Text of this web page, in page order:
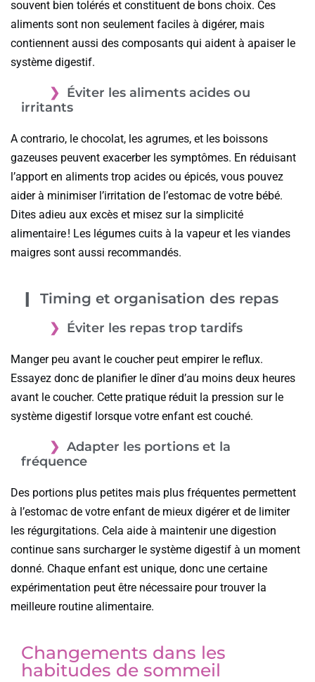
souvent bien tolérés et constituent de bons choix. Ces
aliments sont non seulement faciles à digérer, mais
contiennent aussi des composants qui aident à apaiser le
système digestif.
Éviter les aliments acides ou
irritants
A contrario, le chocolat, les agrumes, et les boissons
gazeuses peuvent exacerber les symptômes. En réduisant
l’apport en aliments trop acides ou épicés, vous pouvez
aider à minimiser l’irritation de l’estomac de votre bébé.
Dites adieu aux excès et misez sur la simplicité
alimentaire ! Les légumes cuits à la vapeur et les viandes
maigres sont aussi recommandés.
Timing et organisation des repas
Éviter les repas trop tardifs
Manger peu avant le coucher peut empirer le reflux.
Essayez donc de planifier le dîner d’au moins deux heures
avant le coucher. Cette pratique réduit la pression sur le
système digestif lorsque votre enfant est couché.
Adapter les portions et la
fréquence
Des portions plus petites mais plus fréquentes permettent
à l’estomac de votre enfant de mieux digérer et de limiter
les régurgitations. Cela aide à maintenir une digestion
continue sans surcharger le système digestif à un moment
donné. Chaque enfant est unique, donc une certaine
expérimentation peut être nécessaire pour trouver la
meilleure routine alimentaire.
Changements dans les
habitudes de sommeil